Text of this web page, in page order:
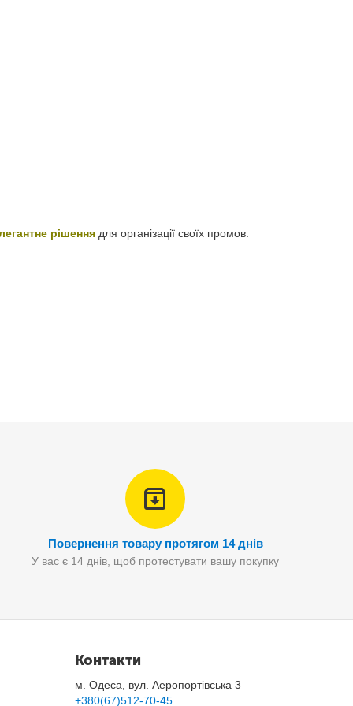
рішеннядля організації своїх промов.
та стійкість.
Повернення товару протягом 14 днів
У вас є 14 днів, щоб протестувати вашу покупку
Контакти
м. Одеса, вул. Аеропортівська 3
+380(67)512-70-45